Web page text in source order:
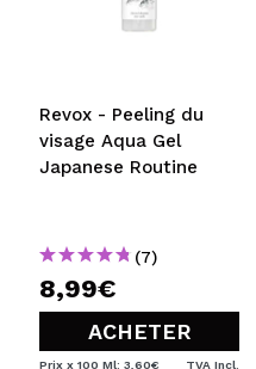
Revox - Peeling du
visage Aqua Gel
Japanese Routine
(7)
8,99€
ACHETER
Prix x 100 Ml: 3,60€ TVA Incl.